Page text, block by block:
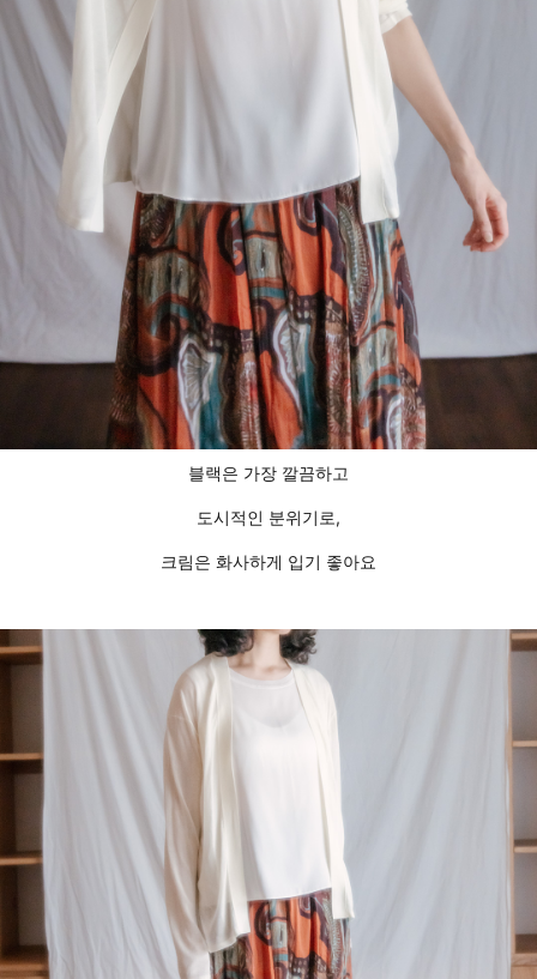
블랙은 가장 깔끔하고
도시적인 분위기로,
크림은 화사하게 입기 좋아요